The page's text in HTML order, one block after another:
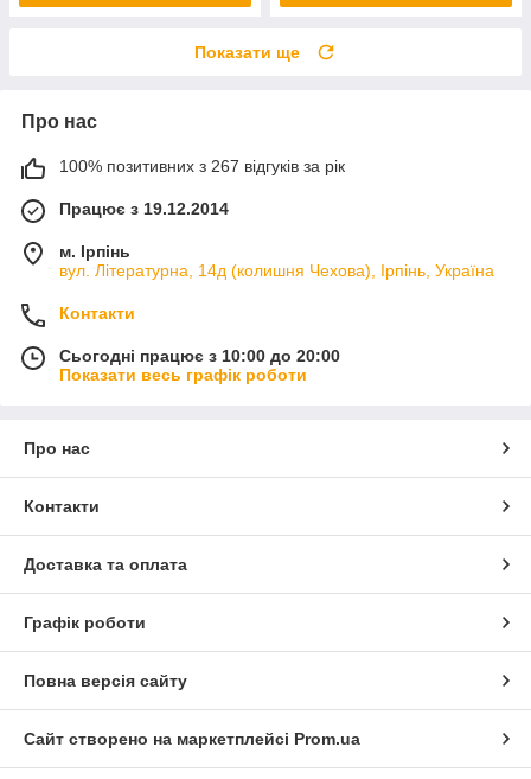
Показати ще
Про нас
100% позитивних з 267 відгуків за рік
Працює з 19.12.2014
м. Ірпінь
вул. Літературна, 14д (колишня Чехова), Ірпінь, Україна
Контакти
Сьогодні працює з 10:00 до 20:00
Показати весь графік роботи
Про нас
Контакти
Доставка та оплата
Графік роботи
Повна версія сайту
Сайт створено на маркетплейсі Prom.ua